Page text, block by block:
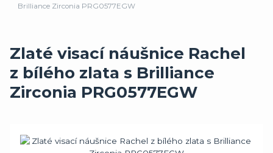
Brilliance Zirconia PRG0577EGW
Zlaté visací náušnice Rachel
z bílého zlata s Brilliance
Zirconia PRG0577EGW